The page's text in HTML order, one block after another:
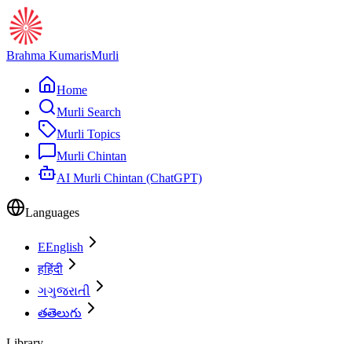
Brahma KumarisMurli
Home
Murli Search
Murli Topics
Murli Chintan
AI Murli Chintan (ChatGPT)
Languages
EEnglish
हहिंदी
ગગુજરાતી
తతెలుగు